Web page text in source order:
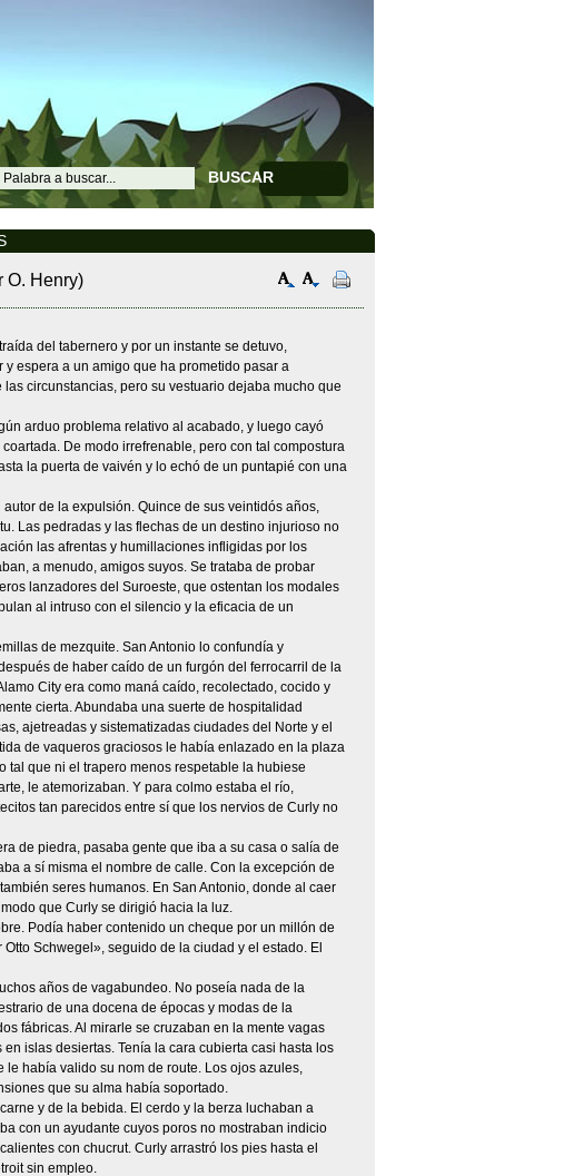
BUSCAR
O. Henry)
del tabernero y por un instante se detuvo,
espera a un amigo que ha prometido pasar a
circunstancias, pero su vestuario dejaba mucho que
arduo problema relativo al acabado, y luego cayó
De modo irrefrenable, pero con tal compostura
la puerta de vaivén y lo echó de un puntapié con una
de la expulsión. Quince de sus veintidós años,
Las pedradas y las flechas de un destino injurioso no
las afrentas y humillaciones infligidas por los
a menudo, amigos suyos. Se trataba de probar
lanzadores del Suroeste, que ostentan los modales
al intruso con el silencio y la eficacia de un
de mezquite. San Antonio lo confundía y
de haber caído de un furgón del ferrocarril de la
City era como maná caído, recolectado, cocido y
cierta. Abundaba una suerte de hospitalidad
ajetreadas y sistematizadas ciudades del Norte y el
de vaqueros graciosos le había enlazado en la plaza
tal que ni el trapero menos respetable la hubiese
le atemorizaban. Y para colmo estaba el río,
tan parecidos entre sí que los nervios de Curly no
de piedra, pasaba gente que iba a su casa o salía de
a sí misma el nombre de calle. Con la excepción de
seres humanos. En San Antonio, donde al caer
que Curly se dirigió hacia la luz.
Podía haber contenido un cheque por un millón de
Schwegel», seguido de la ciudad y el estado. El
años de vagabundeo. No poseía nada de la
de una docena de épocas y modas de la
fábricas. Al mirarle se cruzaban en la mente vagas
islas desiertas. Tenía la cara cubierta casi hasta los
había valido su nom de route. Los ojos azules,
que su alma había soportado.
y de la bebida. El cerdo y la berza luchaban a
con un ayudante cuyos poros no mostraban indicio
con chucrut. Curly arrastró los pies hasta el
sin empleo.